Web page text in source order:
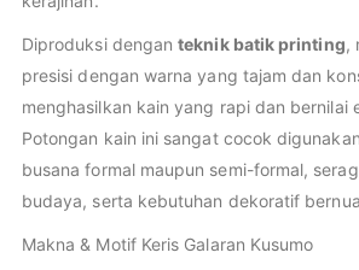
Diproduksi denganteknik batik printing,
presisi dengan warna yang tajam dan
menghasilkan kain yang rapi dan bernilai
Potongan kain ini sangat cocok
busana formal maupun semi-formal,
budaya, serta kebutuhan dekoratif
Makna & Motif Keris Galaran Kusumo